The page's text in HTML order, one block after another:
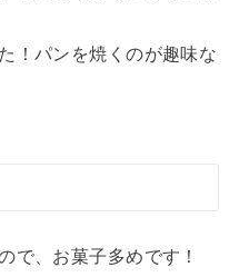
！パンを焼くのが趣味な
で、お菓子多めです！